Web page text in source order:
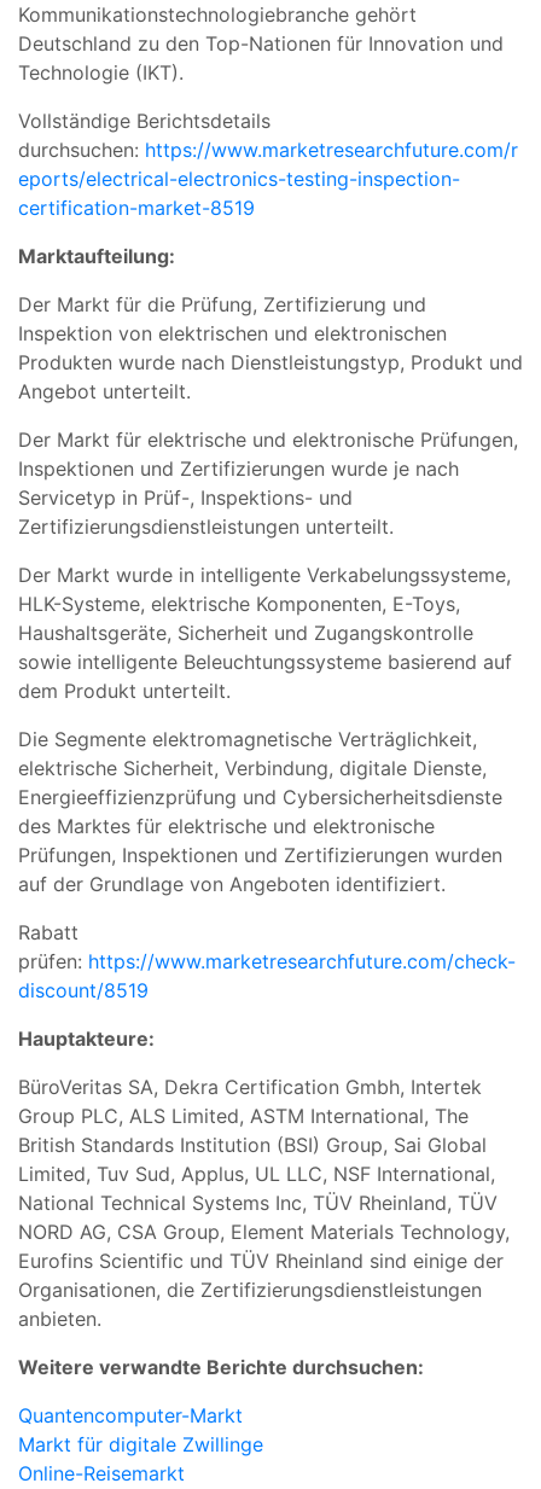
Kommunikationstechnologiebranche gehört
Deutschland zu den Top-Nationen für Innovation und
Technologie (IKT).
Vollständige Berichtsdetails
durchsuchen: https://www.marketresearchfuture.com/r
eports/electrical-electronics-testing-inspection-
certification-market-8519
Marktaufteilung:
Der Markt für die Prüfung, Zertifizierung und
Inspektion von elektrischen und elektronischen
Produkten wurde nach Dienstleistungstyp, Produkt und
Angebot unterteilt.
Der Markt für elektrische und elektronische Prüfungen,
Inspektionen und Zertifizierungen wurde je nach
Servicetyp in Prüf-, Inspektions- und
Zertifizierungsdienstleistungen unterteilt.
Der Markt wurde in intelligente Verkabelungssysteme,
HLK-Systeme, elektrische Komponenten, E-Toys,
Haushaltsgeräte, Sicherheit und Zugangskontrolle
sowie intelligente Beleuchtungssysteme basierend auf
dem Produkt unterteilt.
Die Segmente elektromagnetische Verträglichkeit,
elektrische Sicherheit, Verbindung, digitale Dienste,
Energieeffizienzprüfung und Cybersicherheitsdienste
des Marktes für elektrische und elektronische
Prüfungen, Inspektionen und Zertifizierungen wurden
auf der Grundlage von Angeboten identifiziert.
Rabatt
prüfen: https://www.marketresearchfuture.com/check-
discount/8519
Hauptakteure:
BüroVeritas SA, Dekra Certification Gmbh, Intertek
Group PLC, ALS Limited, ASTM International, The
British Standards Institution (BSI) Group, Sai Global
Limited, Tuv Sud, Applus, UL LLC, NSF International,
National Technical Systems Inc, TÜV Rheinland, TÜV
NORD AG, CSA Group, Element Materials Technology,
Eurofins Scientific und TÜV Rheinland sind einige der
Organisationen, die Zertifizierungsdienstleistungen
anbieten.
Weitere verwandte Berichte durchsuchen:
Quantencomputer-Markt
Markt für digitale Zwillinge
Online-Reisemarkt